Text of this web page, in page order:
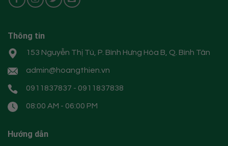
Thông tin
153 Nguyễn Thị Tú, P. Bình Hưng Hòa B, Q. Bình Tân
admin@hoangthien.vn
0911837837 - 0911837838
08:00 AM - 06:00 PM
Hướng dẫn